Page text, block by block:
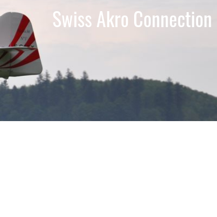
Swiss Akro Connection